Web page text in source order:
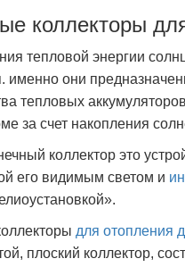
коллекторы
тепловой энергии
. именно они
тепловых
за счет накопления
коллектор это
его видимым светом и
для отопления
плоский коллектор,